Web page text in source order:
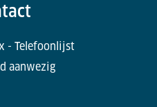
- Telefoonlijst
aanwezig